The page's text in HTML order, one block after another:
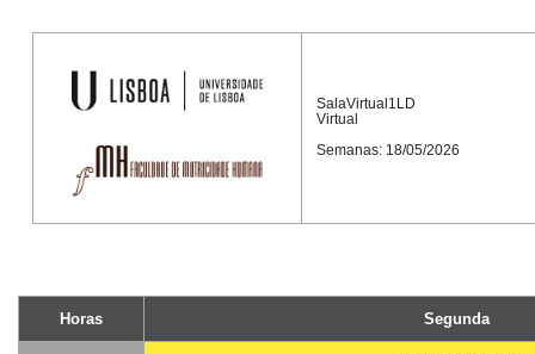
SalaVirtual1LD
Virtual
Semanas: 18/05/2026
Horas Segunda